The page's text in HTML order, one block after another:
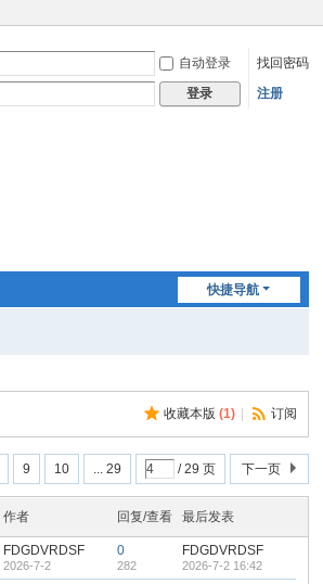
自动登录
找回密码
登录 注册
快捷导航
收藏本版 (1) 订阅
9 10 ... 29 / 29 页 下一页
作者 回复/查看 最后发表
FDGDVRDSF
2026-7-2
0
282
FDGDVRDSF
2026-7-2 16:42